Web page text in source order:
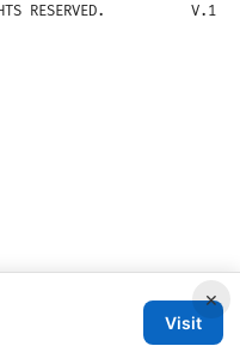
×
Visit
RESERVED. V.1